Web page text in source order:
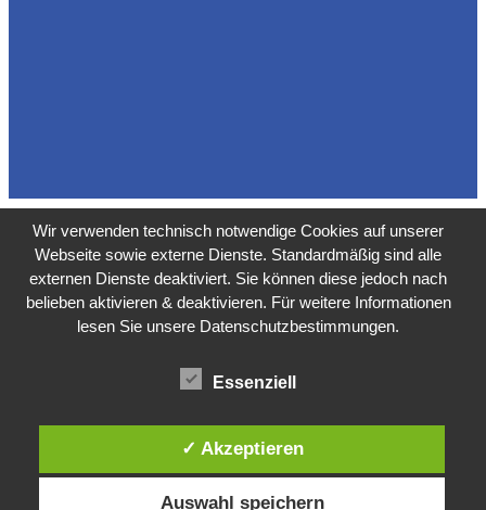
Wir verwenden technisch notwendige Cookies auf unserer
Webseite sowie externe Dienste. Standardmäßig sind alle
externen Dienste deaktiviert. Sie können diese jedoch nach
belieben aktivieren & deaktivieren. Für weitere Informationen
lesen Sie unsere Datenschutzbestimmungen.
Essenziell
✓ Akzeptieren
Auswahl speichern